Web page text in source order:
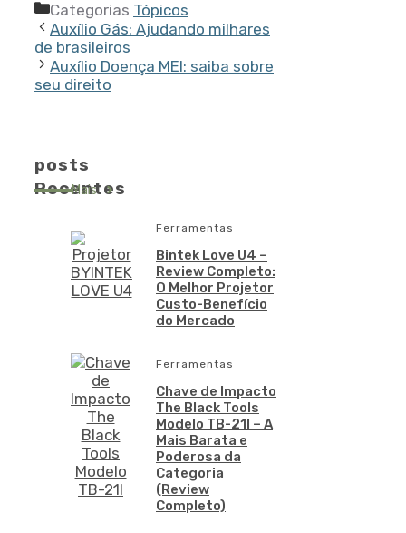
Categorias Tópicos
Auxílio Gás: Ajudando milhares
de brasileiros
Auxílio Doença MEI: saiba sobre
seu direito
posts
Recentes
Mais
Ferramentas
Bintek Love U4 –
Review Completo:
O Melhor Projetor
Custo-Benefício
do Mercado
Ferramentas
Chave de Impacto
The Black Tools
Modelo TB-21I – A
Mais Barata e
Poderosa da
Categoria
(Review
Completo)